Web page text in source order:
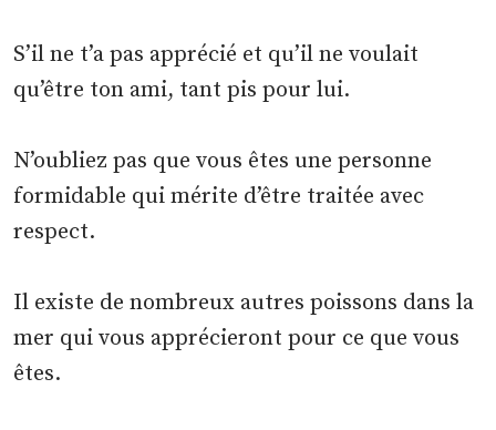
S’il ne t’a pas apprécié et qu’il ne voulait
qu’être ton ami, tant pis pour lui.
N’oubliez pas que vous êtes une personne
formidable qui mérite d’être traitée avec
respect.
Il existe de nombreux autres poissons dans la
mer qui vous apprécieront pour ce que vous
êtes.